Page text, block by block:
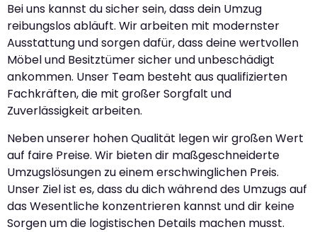
Bei uns kannst du sicher sein, dass dein Umzug
reibungslos abläuft. Wir arbeiten mit modernster
Ausstattung und sorgen dafür, dass deine wertvollen
Möbel und Besitztümer sicher und unbeschädigt
ankommen. Unser Team besteht aus qualifizierten
Fachkräften, die mit großer Sorgfalt und
Zuverlässigkeit arbeiten.
Neben unserer hohen Qualität legen wir großen Wert
auf faire Preise. Wir bieten dir maßgeschneiderte
Umzugslösungen zu einem erschwinglichen Preis.
Unser Ziel ist es, dass du dich während des Umzugs auf
das Wesentliche konzentrieren kannst und dir keine
Sorgen um die logistischen Details machen musst.